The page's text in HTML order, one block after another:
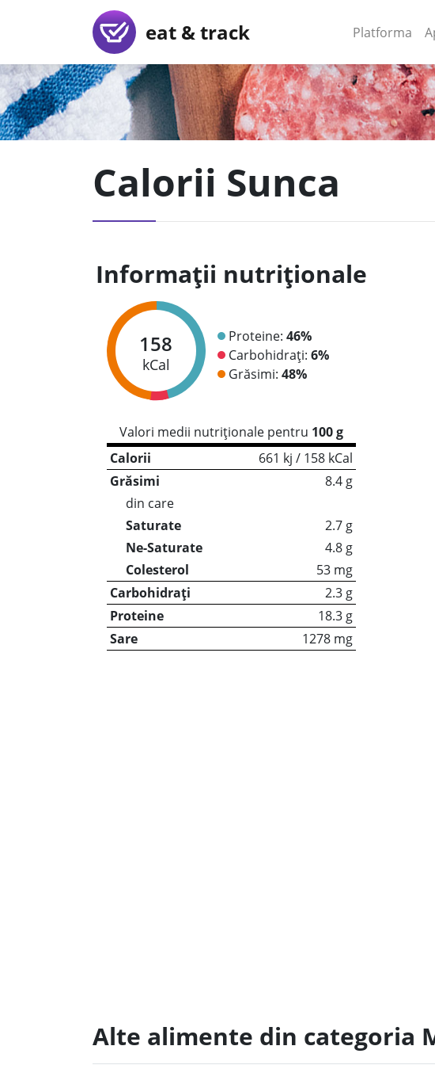
eat & track Platforma
Calorii Sunca
Informații nutriționale
158
kCal
Proteine: 46%
Carbohidrați: 6%
Grăsimi: 48%
Valori medii nutriționale pentru 100 g
Calorii
661 kj / 158 kCal
Grăsimi
8.4 g
din care
Saturate
2.7 g
Ne-Saturate
4.8 g
Colesterol
53 mg
Carbohidrați
2.3 g
Proteine
18.3 g
Sare
1278 mg
Alte alimente din categoria